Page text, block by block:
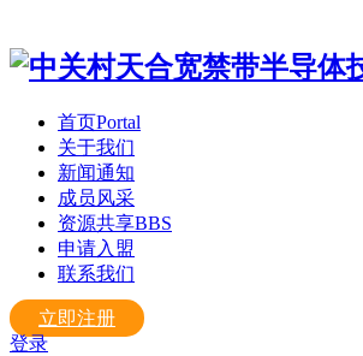
首页Portal
关于我们
新闻通知
成员风采
资源共享BBS
申请入盟
联系我们
立即注册
登录